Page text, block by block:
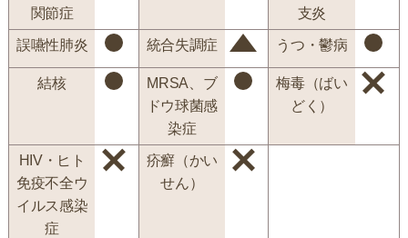
関節症
支炎
誤嚥性肺炎 統合失調症 うつ・鬱病
結核
MRSA、ブ
ドウ球菌感
染症
梅毒（ばい
どく）
HIV・ヒト
免疫不全ウ
イルス感染
症
疥癬（かい
せん）